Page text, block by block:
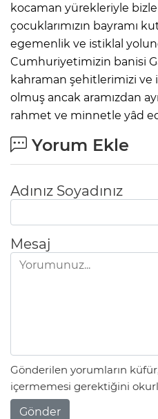
kocaman yürekleriyle
çocuklarımızın bayramı
egemenlik ve istiklal
Cumhuriyetimizin banisi
kahraman şehitlerimizi ve
olmuş ancak aramızdan
rahmet ve minnetle yâd
Yorum Ekle
Adınız Soyadınız
Mesaj
Gönderilen yorumların
içermemesi gerektiğini
Gönder